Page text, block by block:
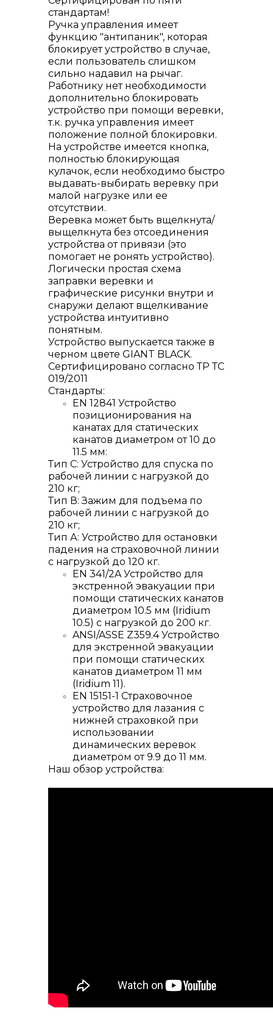
стандартам!
Ручка управления имеет
функцию "антипаник", которая
блокирует устройство в случае,
если пользователь слишком
сильно надавил на рычаг.
Работнику нет необходимости
дополнительно блокировать
устройство при помощи веревки,
т.к. ручка управления имеет
положение полной блокировки.
На устройстве имеется кнопка,
полностью блокирующая
кулачок, если необходимо быстро
выдавать-выбирать веревку при
малой нагрузке или ее
отсутствии.
Веревка может быть вщелкнута/
выщелкнута без отсоединения
устройства от привязи (это
помогает не ронять устройство).
Логически простая схема
заправки веревки и
графические рисунки внутри и
снаружи делают вщелкивание
устройства интуитивно
понятным.
Устройство выпускается также в
черном цвете GIANT BLACK.
Сертифицировано согласно ТР ТС
019/2011
Стандарты:
EN 12841 Устройство
позиционирования на
канатах для статических
канатов диаметром от 10 до
11.5 мм:
Тип С: Устройство для спуска по
рабочей линии с нагрузкой до
210 кг;
Тип В: Зажим для подъема по
рабочей линии с нагрузкой до
210 кг;
Тип А: Устройство для остановки
падения на страховочной линии
с нагрузкой до 120 кг.
EN 341/2A Устройство для
экстренной эвакуации при
помощи статических канатов
диаметром 10.5 мм (Iridium
10.5) с нагрузкой до 200 кг.
ANSI/ASSE Z359.4 Устройство
для экстренной эвакуации
при помощи статических
канатов диаметром 11 мм
(Iridium 11).
EN 15151-1 Страховочное
устройство для лазания с
нижней страховкой при
использовании
динамических веревок
диаметром от 9.9 до 11 мм.
Наш обзор устройства: